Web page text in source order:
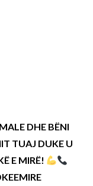
DHE BËNI
TUAJ DUKE U
E MIRË!